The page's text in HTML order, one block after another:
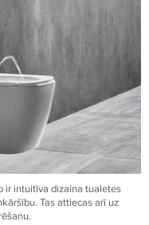
ir intuitīva dizaina tualetes
Tas attiecas arī uz